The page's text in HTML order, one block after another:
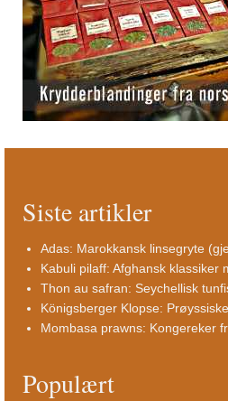
Siste artikler
Adas: Marokkansk linsegryte
Kabuli pilaff: Afghansk klassiker
Thon au safran: Seychellisk
Königsberger Klopse:
Mombasa prawns: Kongereker
Populært